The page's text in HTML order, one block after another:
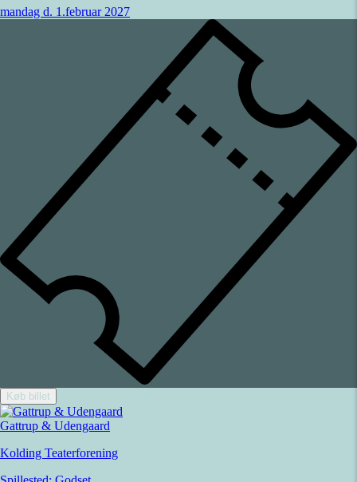
mandag d. 1.februar 2027
Køb billet
Gattrup & Udengaard
Kolding Teaterforening